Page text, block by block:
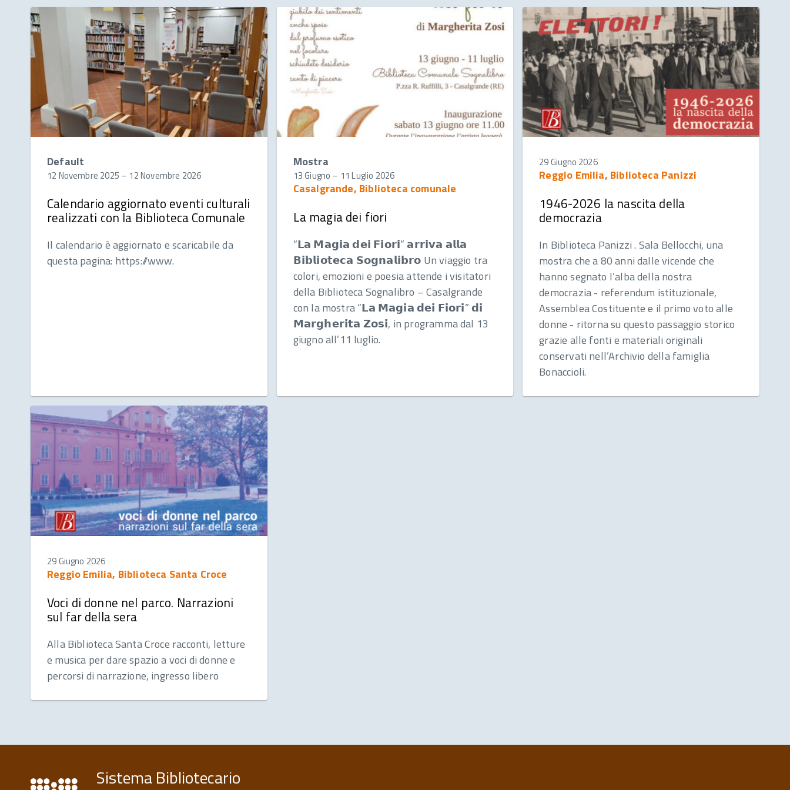
Default
12 Novembre 2025 – 12 Novembre 2026
Calendario aggiornato eventi culturali
realizzati con la Biblioteca Comunale
Il calendario è aggiornato e scaricabile da
questa pagina: https://www.
Mostra
13 Giugno – 11 Luglio 2026
Casalgrande, Biblioteca comunale
La magia dei fiori
“𝗟𝗮 𝗠𝗮𝗴𝗶𝗮 𝗱𝗲𝗶 𝗙𝗶𝗼𝗿𝗶” 𝗮𝗿𝗿𝗶𝘃𝗮 𝗮𝗹𝗹𝗮
𝗕𝗶𝗯𝗹𝗶𝗼𝘁𝗲𝗰𝗮 𝗦𝗼𝗴𝗻𝗮𝗹𝗶𝗯𝗿𝗼 Un viaggio tra
colori, emozioni e poesia attende i visitatori
della Biblioteca Sognalibro – Casalgrande
con la mostra “𝗟𝗮 𝗠𝗮𝗴𝗶𝗮 𝗱𝗲𝗶 𝗙𝗶𝗼𝗿𝗶” 𝗱𝗶
𝗠𝗮𝗿𝗴𝗵𝗲𝗿𝗶𝘁𝗮 𝗭𝗼𝘀𝗶, in programma dal 13
giugno all’11 luglio.
29 Giugno 2026
Reggio Emilia, Biblioteca Panizzi
1946-2026 la nascita della
democrazia
In Biblioteca Panizzi . Sala Bellocchi, una
mostra che a 80 anni dalle vicende che
hanno segnato l’alba della nostra
democrazia - referendum istituzionale,
Assemblea Costituente e il primo voto alle
donne - ritorna su questo passaggio storico
grazie alle fonti e materiali originali
conservati nell’Archivio della famiglia
Bonaccioli.
29 Giugno 2026
Reggio Emilia, Biblioteca Santa Croce
Voci di donne nel parco. Narrazioni
sul far della sera
Alla Biblioteca Santa Croce racconti, letture
e musica per dare spazio a voci di donne e
percorsi di narrazione, ingresso libero
Sistema Bibliotecario